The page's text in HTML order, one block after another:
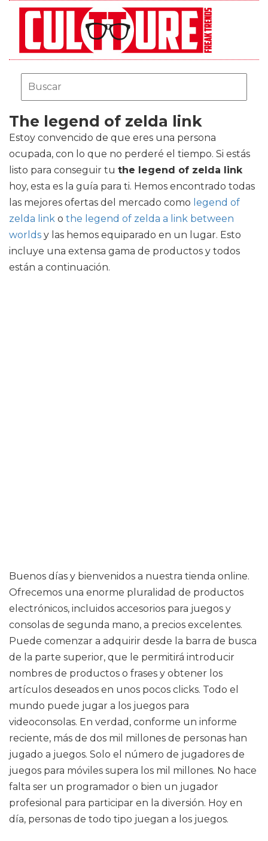
The legend of zelda link
Estoy convencido de que eres una persona
ocupada, con lo que no perderé el tiempo. Si estás
listo para conseguir tu the legend of zelda link
hoy, esta es la guía para ti. Hemos encontrado todas
las mejores ofertas del mercado como legend of
zelda link o the legend of zelda a link between
worlds y las hemos equiparado en un lugar. Esto
incluye una extensa gama de productos y todos
están a continuación.
Buenos días y bienvenidos a nuestra tienda online.
Ofrecemos una enorme pluralidad de productos
electrónicos, incluidos accesorios para juegos y
consolas de segunda mano, a precios excelentes.
Puede comenzar a adquirir desde la barra de busca
de la parte superior, que le permitirá introducir
nombres de productos o frases y obtener los
artículos deseados en unos pocos clicks. Todo el
mundo puede jugar a los juegos para
videoconsolas. En verdad, conforme un informe
reciente, más de dos mil millones de personas han
jugado a juegos. Solo el número de jugadores de
juegos para móviles supera los mil millones. No hace
falta ser un programador o bien un jugador
profesional para participar en la diversión. Hoy en
día, personas de todo tipo juegan a los juegos.